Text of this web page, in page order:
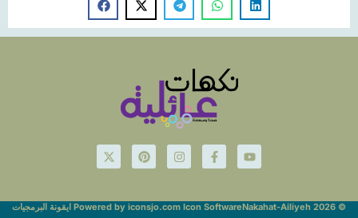
© Nakahat-Ailiyeh 2026 Powered by iconsjo.com Icon Software ايقونة البرمجيات